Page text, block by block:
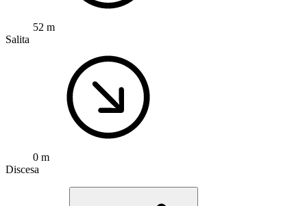
52 m
Salita
0 m
Discesa